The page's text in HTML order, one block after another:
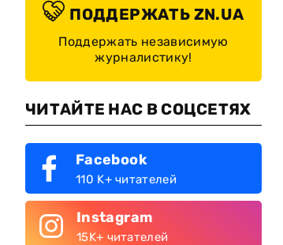
ПОДДЕРЖАТЬ ZN.UA
Поддержать независимую
журналистику!
ЧИТАЙТЕ НАС В СОЦСЕТЯХ
Facebook
110 K+ читателей
Instagram
15K+ читателей